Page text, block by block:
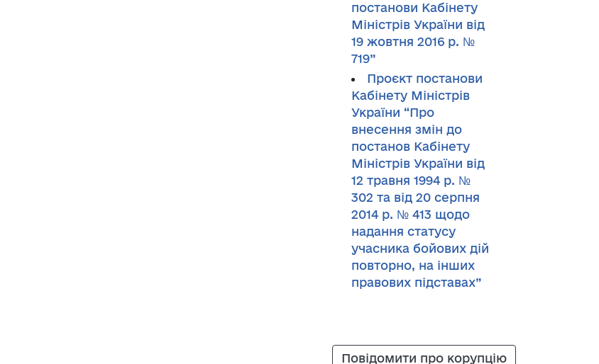
постанови Кабінету
Міністрів України від
19 жовтня 2016 р. №
719”
Проєкт постанови
Кабінету Міністрів
України “Про
внесення змін до
постанов Кабінету
Міністрів України від
12 травня 1994 р. №
302 та від 20 серпня
2014 р. № 413 щодо
надання статусу
учасника бойових дій
повторно, на інших
правових підставах”
Повідомити про корупцію